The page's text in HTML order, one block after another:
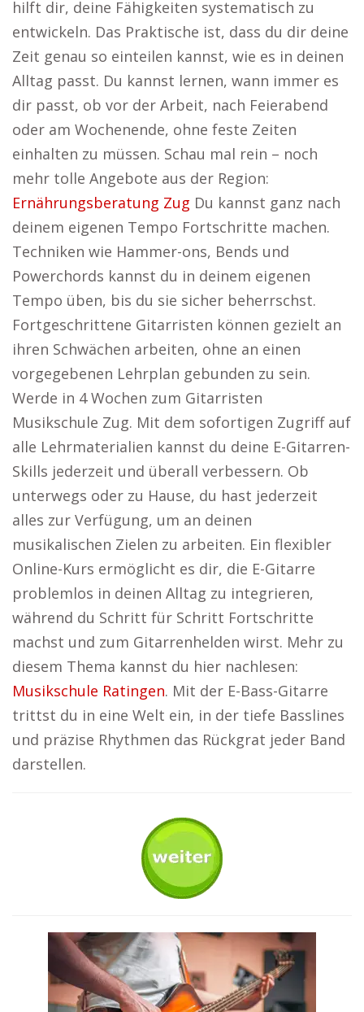
hilft dir, deine Fähigkeiten systematisch zu
entwickeln. Das Praktische ist, dass du dir deine
Zeit genau so einteilen kannst, wie es in deinen
Alltag passt. Du kannst lernen, wann immer es
dir passt, ob vor der Arbeit, nach Feierabend
oder am Wochenende, ohne feste Zeiten
einhalten zu müssen. Schau mal rein – noch
mehr tolle Angebote aus der Region:
Ernährungsberatung Zug Du kannst ganz nach
deinem eigenen Tempo Fortschritte machen.
Techniken wie Hammer-ons, Bends und
Powerchords kannst du in deinem eigenen
Tempo üben, bis du sie sicher beherrschst.
Fortgeschrittene Gitarristen können gezielt an
ihren Schwächen arbeiten, ohne an einen
vorgegebenen Lehrplan gebunden zu sein.
Werde in 4 Wochen zum Gitarristen
Musikschule Zug. Mit dem sofortigen Zugriff auf
alle Lehrmaterialien kannst du deine E-Gitarren-
Skills jederzeit und überall verbessern. Ob
unterwegs oder zu Hause, du hast jederzeit
alles zur Verfügung, um an deinen
musikalischen Zielen zu arbeiten. Ein flexibler
Online-Kurs ermöglicht es dir, die E-Gitarre
problemlos in deinen Alltag zu integrieren,
während du Schritt für Schritt Fortschritte
machst und zum Gitarrenhelden wirst. Mehr zu
diesem Thema kannst du hier nachlesen:
Musikschule Ratingen. Mit der E-Bass-Gitarre
trittst du in eine Welt ein, in der tiefe Basslines
und präzise Rhythmen das Rückgrat jeder Band
darstellen.